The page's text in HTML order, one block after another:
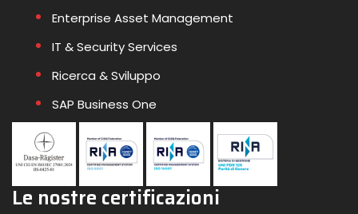
Enterprise Asset Management
IT & Security Services
Ricerca & Sviluppo
SAP Business One
Le nostre certificazioni